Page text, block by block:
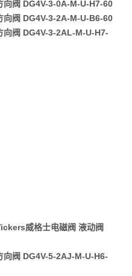
阀 DG4V-3-0A-M-U-H7-60
阀 DG4V-3-2A-M-U-B6-60
阀 DG4V-3-2AL-M-U-H7-
威格士电磁阀 液动阀
阀 DG4V-5-2AJ-M-U-H6-